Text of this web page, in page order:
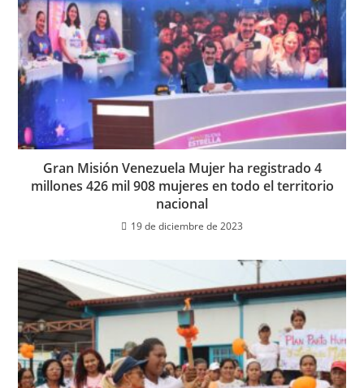
Gran Misión Venezuela Mujer ha registrado 4
millones 426 mil 908 mujeres en todo el territorio
nacional
19 de diciembre de 2023